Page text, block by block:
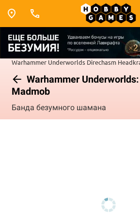
Warhammer Underworlds Direchasm
Warhammer
Madmob
Банда безумного шамана